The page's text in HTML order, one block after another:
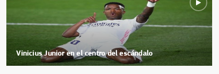
Vinicius Junior en el centro del escándalo